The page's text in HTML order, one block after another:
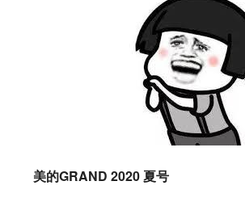
美的GRAND 2020 夏号